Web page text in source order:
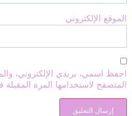
الموقع الإلكتروني
احفظ اسمي، بريدي الإلكتروني،
المتصفح لاستخدامها المرة